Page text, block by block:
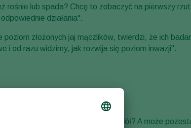
Portugal
South
Spain
USA
rośnie lub spada? Chcę to zobaczyć na pierwszy
działania".
poziom złożonych jaj mączlików, twierdzi, że ich
i od razu widzimy, jak rozwija się poziom inwazji".
o tę linię. Czy idzie w górę? W dół? A może